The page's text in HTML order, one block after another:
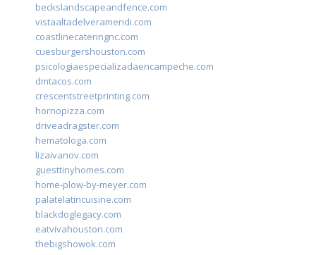
beckslandscapeandfence.com
vistaaltadelveramendi.com
coastlinecateringnc.com
cuesburgershouston.com
psicologiaespecializadaencampeche.com
dmtacos.com
crescentstreetprinting.com
hornopizza.com
driveadragster.com
hematologa.com
lizaivanov.com
guesttinyhomes.com
home-plow-by-meyer.com
palatelatincuisine.com
blackdoglegacy.com
eatvivahouston.com
thebigshowok.com